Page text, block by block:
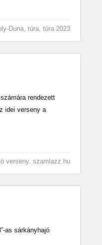
Duna, túra, túra 2023
rendezett
idei verseny a
verseny, szamlazz.hu
as sárkányhajó